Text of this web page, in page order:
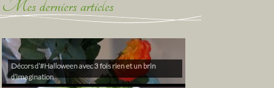
Mes derniers articles
Décors d’#Halloween avec 3 fois rien et un brin
d’imagination